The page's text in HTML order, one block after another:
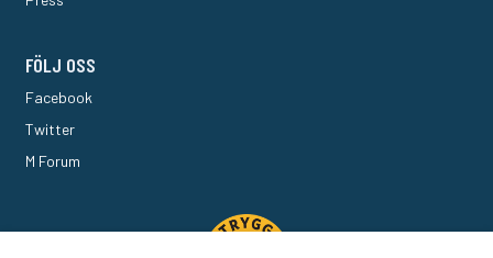
FÖLJ OSS
Facebook
Twitter
M Forum